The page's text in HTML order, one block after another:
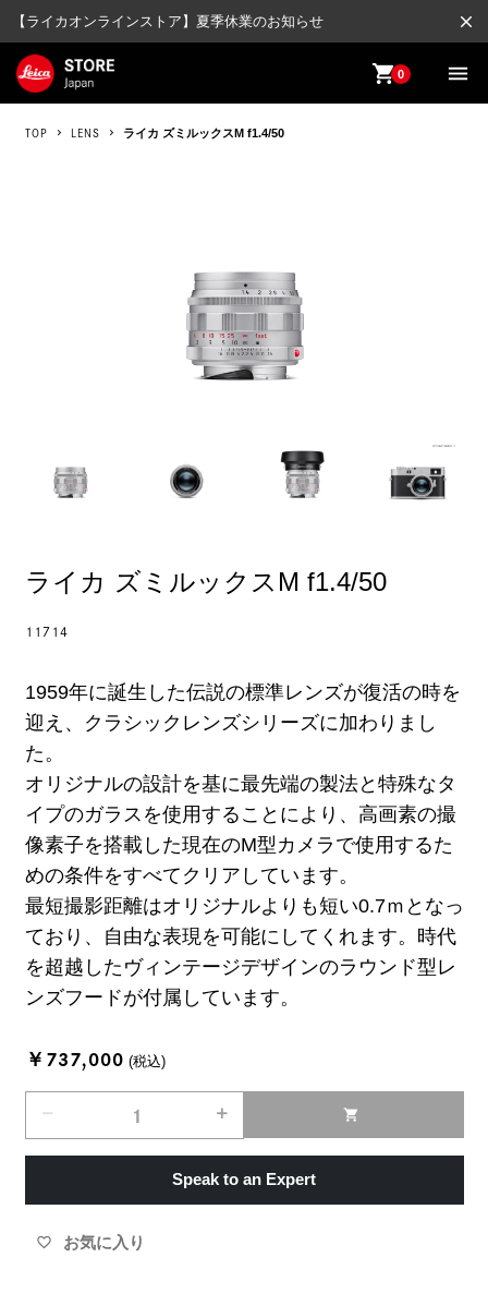
【ライカオンラインストア】夏季休業のお知らせ close
shopping_cart0 menu
TOP LENS ライカ ズミルックスM f1.4/50
ライカ ズミルックスM f1.4/50
11714
1959年に誕生した伝説の標準レンズが復活の時を
迎え、クラシックレンズシリーズに加わりまし
た。
オリジナルの設計を基に最先端の製法と特殊なタ
イプのガラスを使用することにより、高画素の撮
像素子を搭載した現在のM型カメラで使用するた
めの条件をすべてクリアしています。
最短撮影距離はオリジナルよりも短い0.7ｍとなっ
ており、自由な表現を可能にしてくれます。時代
を超越したヴィンテージデザインのラウンド型レ
ンズフードが付属しています。
￥737,000 (税込)
remove add shopping_cart
Speak to an Expert
favorite_border お気に入り